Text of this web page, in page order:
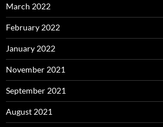
March 2022
February 2022
January 2022
November 2021
September 2021
August 2021